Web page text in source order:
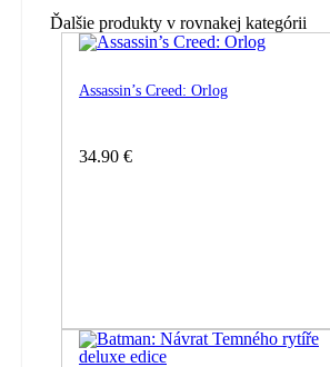
Ďalšie produkty v rovnakej kategórii
Assassin’s Creed: Orlog
34.90 €